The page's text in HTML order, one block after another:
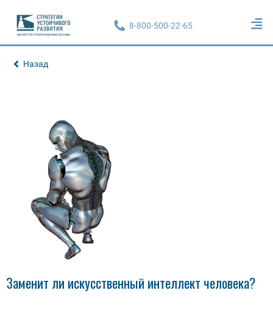
8-800-500-22-65
Назад
Заменит ли искусственный интеллект человека?